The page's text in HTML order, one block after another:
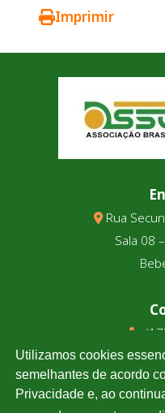
Imprimir
Rua
Sala 08
Utilizamos cookies
semelhantes de acordo
Privacidade e, ao